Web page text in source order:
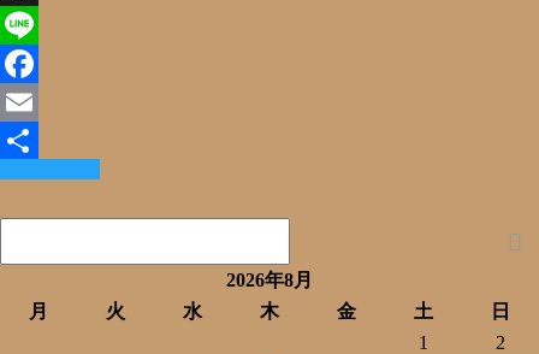
X
Line
Facebook
Email
共
有
2026年8月
月
火 水 木 金 土
日
1
2